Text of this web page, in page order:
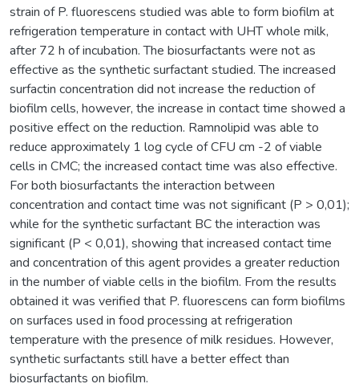
strain of P. fluorescens studied was able to form biofilm at
refrigeration temperature in contact with UHT whole milk,
after 72 h of incubation. The biosurfactants were not as
effective as the synthetic surfactant studied. The increased
surfactin concentration did not increase the reduction of
biofilm cells, however, the increase in contact time showed a
positive effect on the reduction. Ramnolipid was able to
reduce approximately 1 log cycle of CFU cm -2 of viable
cells in CMC; the increased contact time was also effective.
For both biosurfactants the interaction between
concentration and contact time was not significant (P > 0,01);
while for the synthetic surfactant BC the interaction was
significant (P < 0,01), showing that increased contact time
and concentration of this agent provides a greater reduction
in the number of viable cells in the biofilm. From the results
obtained it was verified that P. fluorescens can form biofilms
on surfaces used in food processing at refrigeration
temperature with the presence of milk residues. However,
synthetic surfactants still have a better effect than
biosurfactants on biofilm.